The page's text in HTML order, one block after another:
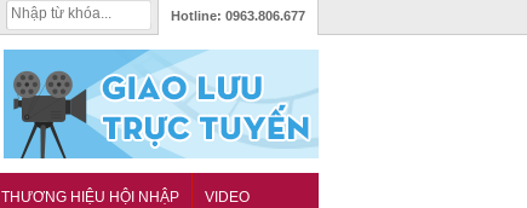
Hotline: 0963.806.677
THƯƠNG HIỆU HỘI NHẬP VIDEO